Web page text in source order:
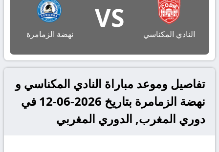
النادي المكناسي
VS
نهضة الزمامرة
تفاصيل وموعد مباراة النادي المكناسي و
نهضة الزمامرة بتاريخ 2026-06-12 في
دوري المغرب, الدوري المغربي